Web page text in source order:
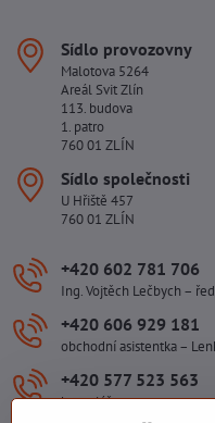
Sídlo provozovny
Malotova 5264
Areál Svit Zlín
113. budova
1. patro
760 01 ZLÍN
Sídlo společnosti
U Hřiště 457
760 01 ZLÍN
+420 602 781 706
Ing. Vojtěch Lečbych –
+420 606 929 181
obchodní asistentka –
+420 577 523 563
kancelář